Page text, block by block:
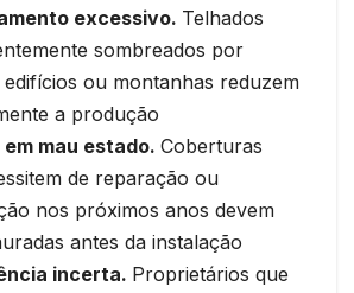
excessivo. Telhados
sombreados por
ou montanhas reduzem
a produção
mau estado. Coberturas
de reparação ou
nos próximos anos devem
antes da instalação
incerta. Proprietários que